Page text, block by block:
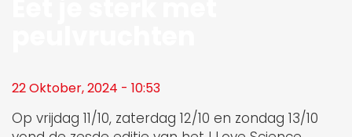
22 Oktober, 2024 - 10:53
Op vrijdag 11/10, zaterdag 12/10 en zondag 13/10